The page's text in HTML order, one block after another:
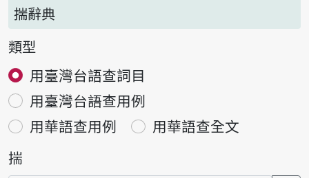
揣辭典
類型
用臺灣台語查詞目
用臺灣台語查用例
用華語查用例
用華語查全文
揣